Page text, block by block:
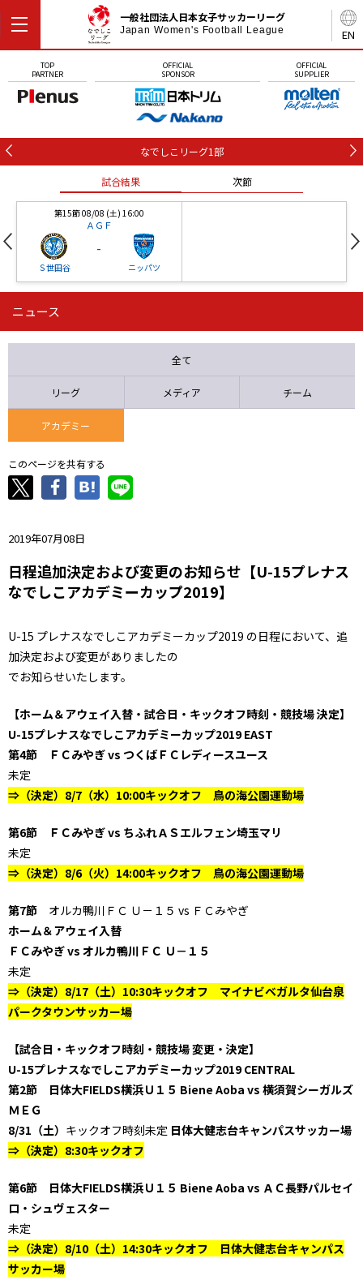
EN
一般社団法人日本女子サッカーリーグ
Japan Women's Football League
TOP
PARTNER
OFFICIAL
SPONSOR
OFFICIAL
SUPPLIER
なでしこリーグ1部
試合結果 次節
第15節 08/08 (土) 16:00
ＡＧＦ
Ｓ世田谷
-
ニッパツ
第16節 09/05 (土) 15:00
ニッパツ 石人の星
ニュース
全て
リーグ メディア チーム
アカデミー
このページを共有する
2019年07月08日
日程追加決定および変更のお知らせ【U-15プレナス
なでしこアカデミーカップ2019】
U-15 プレナスなでしこアカデミーカップ2019 の日程において、追
加決定および変更がありましたの
でお知らせいたします。
【ホーム＆アウェイ入替・試合日・キックオフ時刻・競技場 決定】
U-15プレナスなでしこアカデミーカップ2019 EAST
第4節 ＦＣみやぎ vs つくばＦＣレディースユース
未定
⇒（決定）8/7（水）10:00キックオフ 鳥の海公園運動場
第6節 ＦＣみやぎ vs ちふれＡＳエルフェン埼玉マリ
未定
⇒（決定）8/6（火）14:00キックオフ 鳥の海公園運動場
第7節 オルカ鴨川ＦＣ Ｕ－１５ vs ＦＣみやぎ
ホーム＆アウェイ入替
ＦＣみやぎ vs オルカ鴨川ＦＣ Ｕ－１５
未定
⇒（決定）8/17（土）10:30キックオフ マイナビベガルタ仙台泉
パークタウンサッカー場
【試合日・キックオフ時刻・競技場 変更・決定】
U-15プレナスなでしこアカデミーカップ2019 CENTRAL
第2節 日体大FIELDS横浜Ｕ１５ Biene Aoba vs 横須賀シーガルズ
ＭＥＧ
8/31（土） キックオフ時刻未定 日体大健志台キャンパスサッカー場
⇒（決定）8:30キックオフ
第6節 日体大FIELDS横浜Ｕ１５ Biene Aoba vs ＡＣ長野パルセイ
ロ・シュヴェスター
未定
⇒（決定）8/10（土）14:30キックオフ 日体大健志台キャンパス
サッカー場